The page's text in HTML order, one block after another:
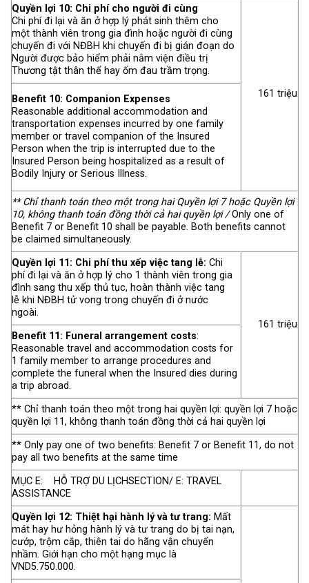
Quyền lợi 10: Chi phí cho người đi cùng
Chi phí đi lại và ăn ở hợp lý phát sinh thêm cho
một thành viên trong gia đình hoặc người đi cùng
chuyến đi với NĐBH khi chuyến đi bị gián đoạn do
Người được bảo hiểm phải nằm viện điều trị
Thương tật thân thể hay ốm đau trầm trọng.
161 triệu
Benefit 10: Companion Expenses
Reasonable additional accommodation and
transportation expenses incurred by one family
member or travel companion of the Insured
Person when the trip is interrupted due to the
Insured Person being hospitalized as a result of
Bodily Injury or Serious Illness.
** Chỉ thanh toán theo một trong hai Quyền lợi 7 hoặc Quyền lợi
10, không thanh toán đồng thời cả hai quyền lợi /Only one of
Benefit 7 or Benefit 10 shall be payable. Both benefits cannot
be claimed simultaneously.
Quyền lợi 11: Chi phí thu xếp việc tang lễ: Chi
phí đi lại và ăn ở hợp lý cho 1 thành viên trong gia
đình sang thu xếp thủ tục, hoàn thành việc tang
lễ khi NĐBH tử vong trong chuyến đi ở nước
ngoài.
161 triệu
Benefit 11: Funeral arrangement costs:
Reasonable travel and accommodation costs for
1 family member to arrange procedures and
complete the funeral when the Insured dies during
a trip abroad.
** Chỉ thanh toán theo một trong hai quyền lợi: quyền lợi 7 hoặc
quyền lợi 11, không thanh toán đồng thời cả hai quyền lợi
** Only pay one of two benefits: Benefit 7 or Benefit 11, do not
pay all two benefits at the same time
MỤC E: HỖ TRỢ DU LỊCHSECTION/ E: TRAVEL
ASSISTANCE
Quyền lợi 12: Thiệt hại hành lý và tư trang: Mất
mát hay hư hỏng hành lý và tư trang do bị tai nạn,
cướp, trộm cắp, thiên tai do hãng vận chuyển
nhầm. Giới hạn cho một hạng mục là
VND5.750.000.